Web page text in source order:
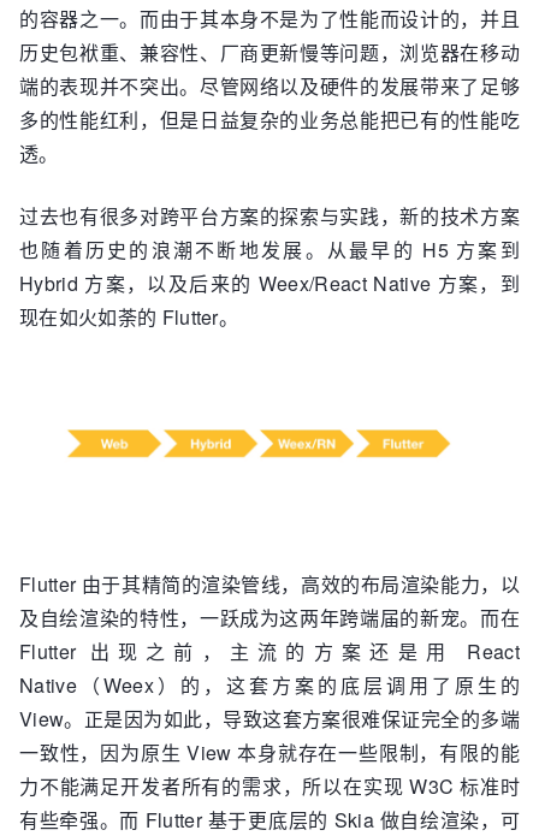
的容器之一。而由于其本身不是为了性能而设计的，并且
历史包袱重、兼容性、厂商更新慢等问题，浏览器在移动
端的表现并不突出。尽管网络以及硬件的发展带来了足够
多的性能红利，但是日益复杂的业务总能把已有的性能吃
透。
过去也有很多对跨平台方案的探索与实践，新的技术方案
也随着历史的浪潮不断地发展。从最早的 H5 方案到
Hybrid 方案，以及后来的 Weex/React Native 方案，到
现在如火如荼的 Flutter。
Flutter 由于其精简的渲染管线，高效的布局渲染能力，以
及自绘渲染的特性，一跃成为这两年跨端届的新宠。而在
Flutter 出现之前，主流的方案还是用 React
Native（Weex）的，这套方案的底层调用了原生的
View。正是因为如此，导致这套方案很难保证完全的多端
一致性，因为原生 View 本身就存在一些限制，有限的能
力不能满足开发者所有的需求，所以在实现 W3C 标准时
有些牵强。而 Flutter 基于更底层的 Skia 做自绘渲染，可